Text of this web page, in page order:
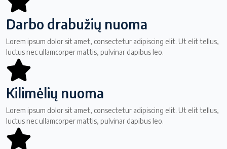
Darbo drabužių nuoma
Lorem ipsum dolor sit amet, consectetur adipiscing elit. Ut elit tellus,
luctus nec ullamcorper mattis, pulvinar dapibus leo.
Kilimėlių nuoma
Lorem ipsum dolor sit amet, consectetur adipiscing elit. Ut elit tellus,
luctus nec ullamcorper mattis, pulvinar dapibus leo.